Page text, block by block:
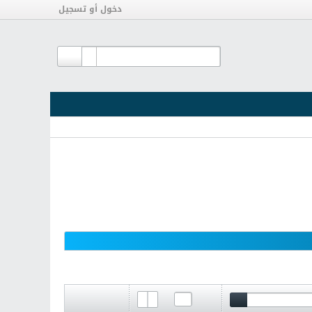
دخول أو تسجيل